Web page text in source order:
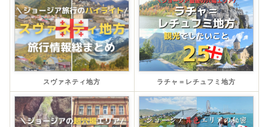
スヴァネティ地方 ラチャ＝レチュフミ地方